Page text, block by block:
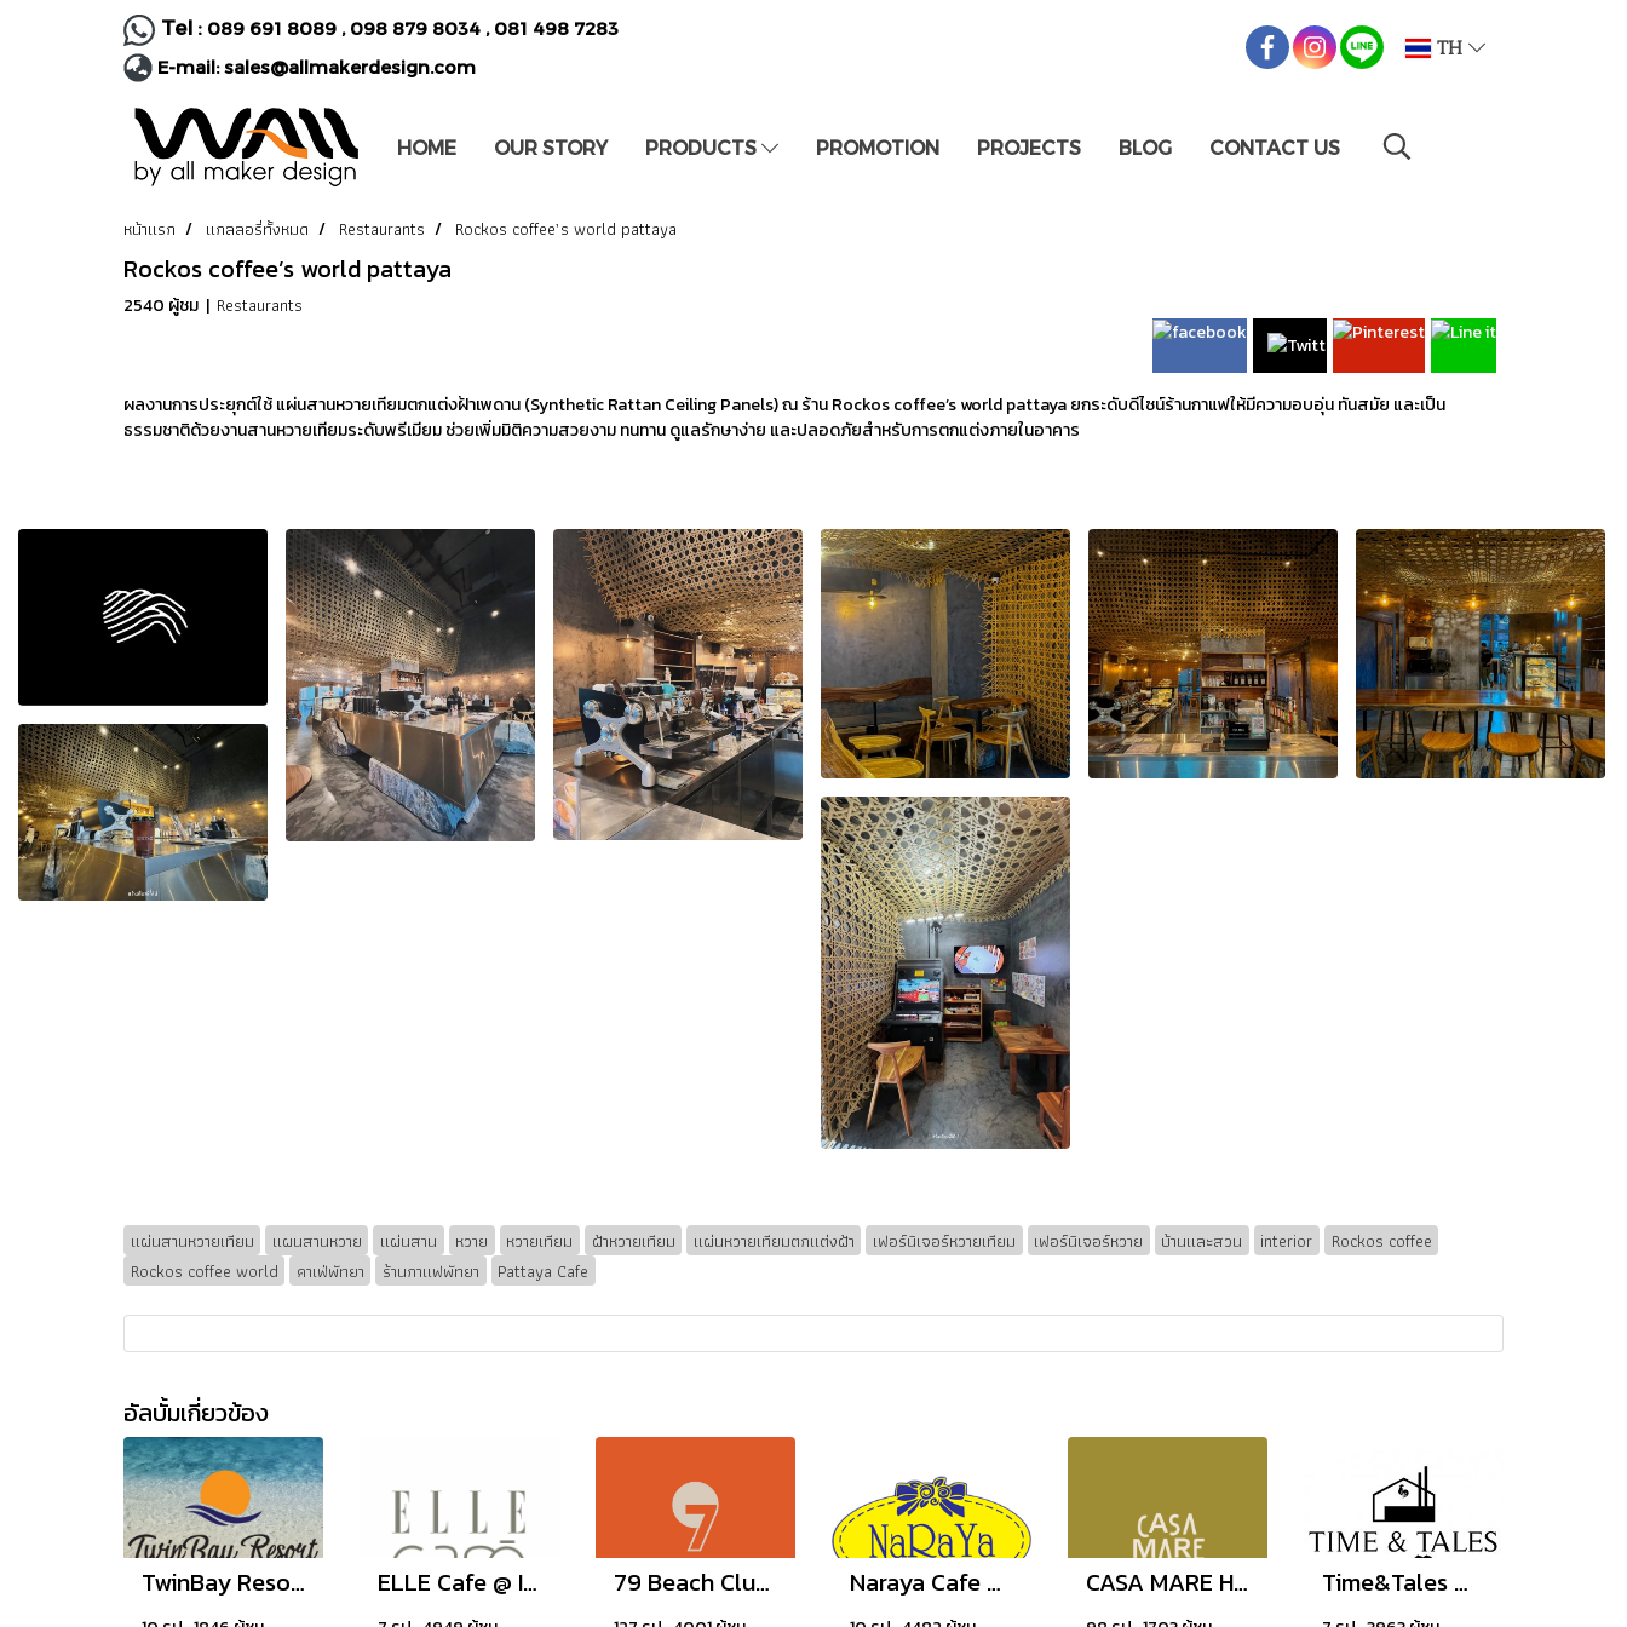
Tel : 089 691 8089 , 098 879 8034 , 081 498 7283
E-mail:sales@allmakerdesign.com
TH
HOME OUR STORY PRODUCTS PROMOTION PROJECTS BLOG CONTACT US
หน้าแรก แกลลอรี่ทั้งหมด Restaurants Rockos coffee’s world pattaya
Rockos coffee’s world pattaya
2540 ผู้ชม | Restaurants
ผลงานการประยุกต์ใช้ แผ่นสานหวายเทียมตกแต่งฝ้าเพดาน (Synthetic Rattan Ceiling Panels) ณ ร้าน Rockos coffee’s world pattaya ยกระดับดีไซน์ร้านกาแฟให้มีความอบอุ่น ทันสมัย และเป็น
ธรรมชาติด้วยงานสานหวายเทียมระดับพรีเมียม ช่วยเพิ่มมิติความสวยงาม ทนทาน ดูแลรักษาง่าย และปลอดภัยสำหรับการตกแต่งภายในอาคาร
แผ่นสานหวายเทียม แผนสานหวาย แผ่นสาน หวาย หวายเทียม ฝ้าหวายเทียม แผ่นหวายเทียมตกแต่งฝ้า เฟอร์นิเจอร์หวายเทียม เฟอร์นิเจอร์หวาย บ้านและสวน interior
Rockos coffee
Rockos coffee world
คาเฟ่พัทยา ร้านกาแฟพัทยา Pattaya Cafe
อัลบั้มเกี่ยวข้อง
TwinBay Resort Koh Lanta ELLE Cafe @ Iconsiam, Thailand 79 Beach Club and Resort Samui Naraya Cafe @Iconsiam, Thailand CASA MARE Huahin Time&Tales ตำรับวิเศษไก่ย่าง at Gateway Bangsue